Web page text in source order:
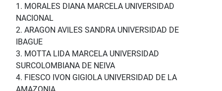
1. MORALES DIANA MARCELA UNIVERSIDAD
NACIONAL
2. ARAGON AVILES SANDRA UNIVERSIDAD DE
IBAGUE
3. MOTTA LIDA MARCELA UNIVERSIDAD
SURCOLOMBIANA DE NEIVA
4. FIESCO IVON GIGIOLA UNIVERSIDAD DE LA